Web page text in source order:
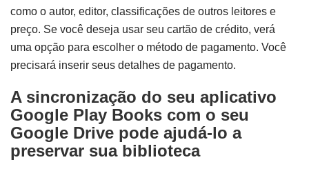
como o autor, editor, classificações de outros leitores e
preço. Se você deseja usar seu cartão de crédito, verá
uma opção para escolher o método de pagamento. Você
precisará inserir seus detalhes de pagamento.
A sincronização do seu aplicativo
Google Play Books com o seu
Google Drive pode ajudá-lo a
preservar sua biblioteca